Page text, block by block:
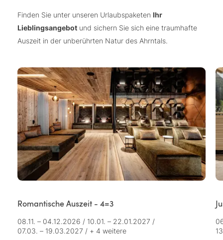
Finden Sie unter unseren Urlaubspaketen Ihr
Lieblingsangebot und sichern Sie sich eine traumhafte
Auszeit in der unberührten Natur des Ahrntals.
Romantische Auszeit - 4=3
08.11. – 04.12.2026 / 10.01. – 22.01.2027 /
07.03. – 19.03.2027 / + 4 weitere